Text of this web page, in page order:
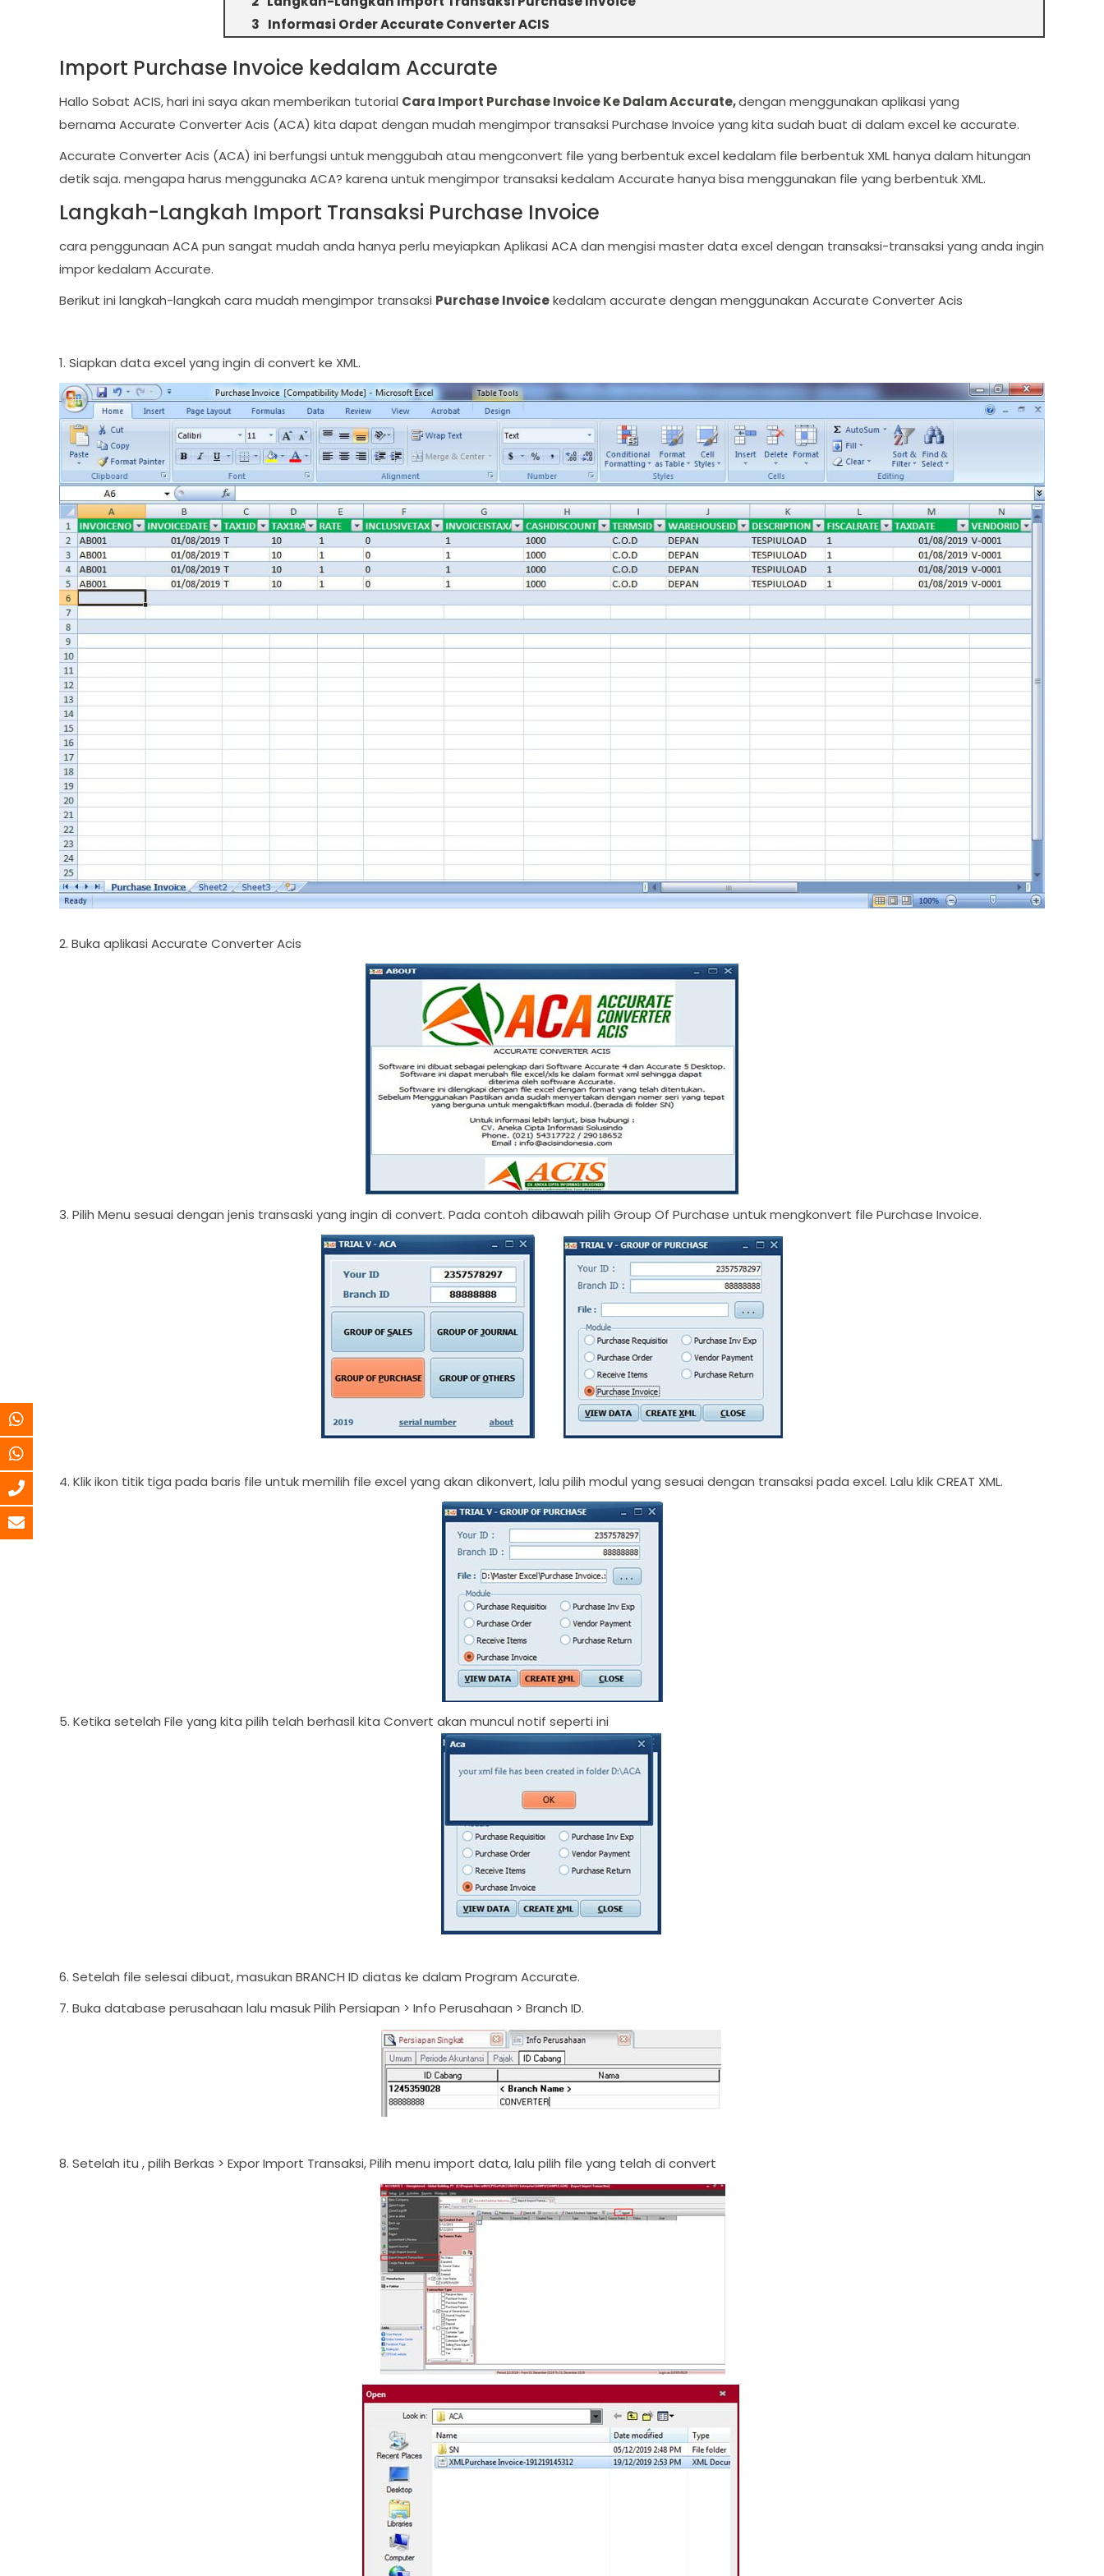
Informasi Order Accurate Converter ACIS
Import Purchase Invoice kedalam Accurate
Hallo Sobat ACIS, hari ini saya akan memberikan tutorial Cara Import Purchase Invoice Ke Dalam Accurate,dengan menggunakan aplikasi yang
bernama Accurate Converter Acis (ACA) kita dapat dengan mudah mengimpor transaksi Purchase Invoice yang kita sudah buat di dalam excel ke accurate.
Accurate Converter Acis (ACA) ini berfungsi untuk menggubah atau mengconvert file yang berbentuk excel kedalam file berbentuk XML hanya dalam hitungan
detik saja. mengapa harus menggunaka ACA? karena untuk mengimpor transaksi kedalam Accurate hanya bisa menggunakan file yang berbentuk XML.
Langkah-Langkah Import Transaksi Purchase Invoice
cara penggunaan ACA pun sangat mudah anda hanya perlu meyiapkan Aplikasi ACA dan mengisi master data excel dengan transaksi-transaksi yang anda ingin
impor kedalam Accurate.
Berikut ini langkah-langkah cara mudah mengimpor transaksi Purchase Invoicekedalam accurate dengan menggunakan Accurate Converter Acis
1. Siapkan data excel yang ingin di convert ke XML.
2. Buka aplikasi Accurate Converter Acis
3. Pilih Menu sesuai dengan jenis transaski yang ingin di convert. Pada contoh dibawah pilih Group Of Purchase untuk mengkonvert file Purchase Invoice.
4. Klik ikon titik tiga pada baris file untuk memilih file excel yang akan dikonvert, lalu pilih modul yang sesuai dengan transaksi pada excel. Lalu klik CREAT XML.
5. Ketika setelah File yang kita pilih telah berhasil kita Convert akan muncul notif seperti ini
6. Setelah file selesai dibuat, masukan BRANCH ID diatas ke dalam Program Accurate.
7. Buka database perusahaan lalu masuk Pilih Persiapan > Info Perusahaan > Branch ID.
8. Setelah itu , pilih Berkas > Expor Import Transaksi, Pilih menu import data, lalu pilih file yang telah di convert